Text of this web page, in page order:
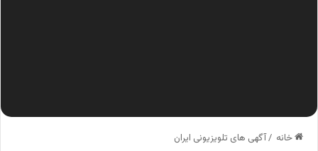
خانه /آگهی های تلویزیونی ایران